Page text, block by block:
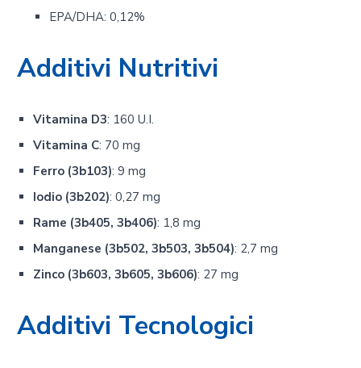
EPA/DHA: 0,12%
Additivi Nutritivi
Vitamina D3: 160 U.I.
Vitamina C: 70 mg
Ferro (3b103): 9 mg
Iodio (3b202): 0,27 mg
Rame (3b405, 3b406): 1,8 mg
Manganese (3b502, 3b503, 3b504): 2,7 mg
Zinco (3b603, 3b605, 3b606): 27 mg
Additivi Tecnologici